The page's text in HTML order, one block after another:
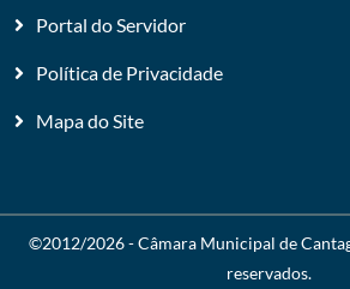
Portal do Servidor
Política de Privacidade
Mapa do Site
©2012/2026 -Câmara Municipal de
reservados.